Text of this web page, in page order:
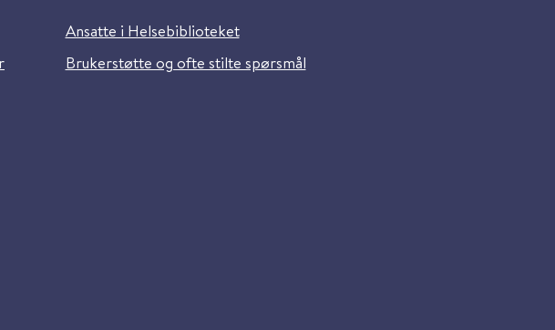
Ansatte i Helsebiblioteket
Brukerstøtte og ofte stilte spørsmål